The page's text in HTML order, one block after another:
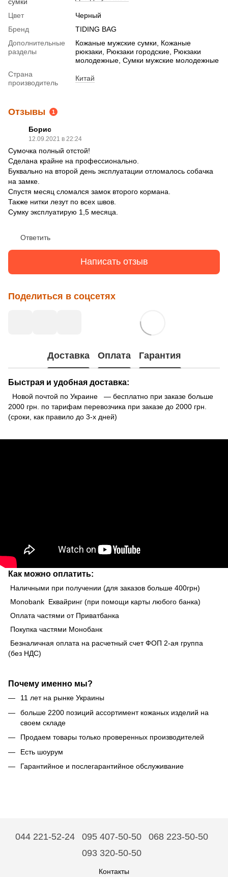
Цвет
Черный
Бренд
TIDING BAG
Дополнительные
разделы
Кожаные мужские сумки, Кожаные
рюкзаки, Рюкзаки городские, Рюкзаки
молодежные, Сумки мужские молодежные
Страна
производитель
Китай
Отзывы 1
Борис
12.09.2021 в 22:24
Сумочка полный отстой!
Сделана крайне на профессионально.
Буквально на второй день эксплуатации отломалось собачка
на замке.
Спустя месяц сломался замок второго кормана.
Также нитки лезут по всех швов.
Сумку эксплуатирую 1,5 месяца.
Ответить
Написать отзыв
Поделиться в соцсетях
Доставка Оплата Гарантия
Быстрая и удобная доставка:
Новой почтой по Украине — бесплатно при заказе больше
2000 грн. по тарифам перевозчика при заказе до 2000 грн.
(сроки, как правило до 3-х дней)
Как можно оплатить:
Наличными при получении (для заказов больше 400грн)
Monobank Еквайринг (при помощи карты любого банка)
Оплата частями от Приватбанка
Покупка частями Монобанк
Безналичная оплата на расчетный счет ФОП 2-ая группа
(без НДС)
Почему именно мы?
11 лет на рынке Украины
больше 2200 позиций ассортимент кожаных изделий на
своем складе
Продаем товары только проверенных производителей
Есть шоурум
Гарантийное и послегарантийное обслуживание
044 221-52-24 095 407-50-50
068 223-50-50
093 320-50-50
Контакты